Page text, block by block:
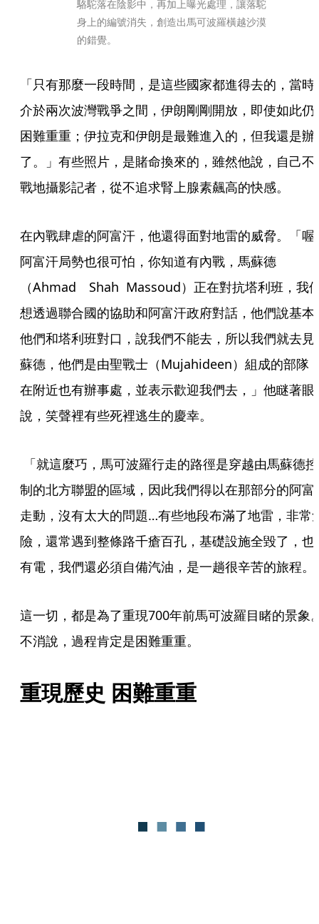
駱駝落在陰影中，再加上曝光處理，讓落駝
身上的編號消失，創造出馬可波羅橫越沙漠
的錯覺。
「只有那麼一段時間，是這些國家都進得去的，當時
介於兩次波灣戰爭之間，伊朗剛剛開放，即使如此仍
困難重重；伊拉克和伊朗是最難進入的，但我還是辦
了。」有些照片，是賭命換來的，雖然他說，自己不
戰地攝影記者，從不追求腎上腺素飆高的快感。
在內戰肆虐的阿富汗，他還得面對地雷的威脅。「喔
阿富汗局勢也很可怕，你知道有內戰，馬蘇德
（Ahmad　Shah  Massoud）正在對抗塔利班，我
想透過聯合國的協助和阿富汗政府對話，他們說基本
他們和塔利班對口，說我們不能去，所以我們就去見
蘇德，他們是由聖戰士（Mujahideen）組成的部隊
在附近也有辦事處，並表示歡迎我們去，」他瞇著眼
說，笑聲裡有些死裡逃生的慶幸。
制的北方聯盟的區域，因此我們得以在那部分的阿富
走動，沒有太大的問題…有些地段布滿了地雷，非常
險，還常遇到整條路千瘡百孔，基礎設施全毀了，也
有電，我們還必須自備汽油，是一趟很辛苦的旅程。
這一切，都是為了重現700年前馬可波羅目睹的景象
不消說，過程肯定是困難重重。
重現歷史 困難重重